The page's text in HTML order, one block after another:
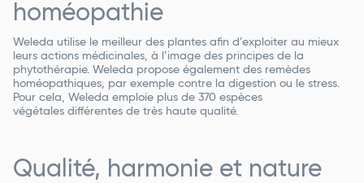
homéopathie
Weleda utilise le meilleur des plantes afin d’exploiter au mieux
leurs actions médicinales, à l’image des principes de la
phytothérapie. Weleda propose également des remèdes
homéopathiques, par exemple contre la digestion ou le stress.
Pour cela, Weleda emploie plus de 370 espèces
végétales différentes de très haute qualité.
Qualité, harmonie et nature